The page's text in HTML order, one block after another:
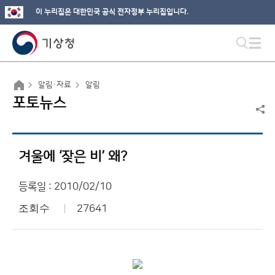
이 누리집은 대한민국 공식 전자정부 누리집입니다.
알림·자료 알림
포토뉴스
겨울에 ‘잦은 비’ 왜?
등록일 : 2010/02/10
조회수 27641